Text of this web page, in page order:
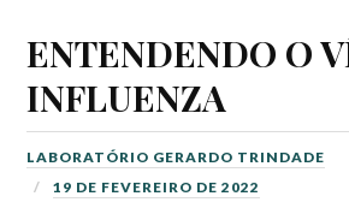
ENTENDENDO O
INFLUENZA
LABORATÓRIO GERARDO TRINDADE
19 DE FEVEREIRO DE 2022